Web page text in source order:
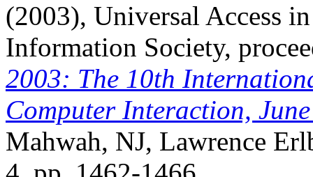
(2003), Universal Access
Information Society,
2003: The 10th
Computer Interaction,
Mahwah, NJ, Lawrence